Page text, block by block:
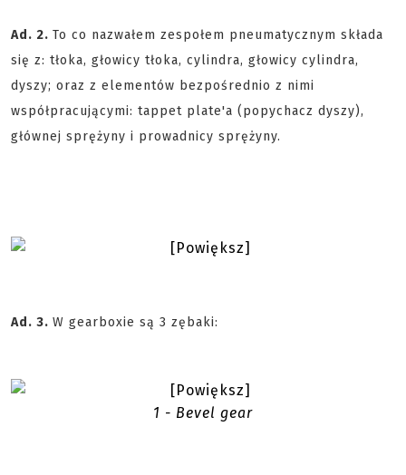
Ad. 2. To co nazwałem zespołem pneumatycznym składa
się z: tłoka, głowicy tłoka, cylindra, głowicy cylindra,
dyszy; oraz z elementów bezpośrednio z nimi
współpracującymi: tappet plate'a (popychacz dyszy),
głównej sprężyny i prowadnicy sprężyny.
Ad. 3. W gearboxie są 3 zębaki:
1 - Bevel gear